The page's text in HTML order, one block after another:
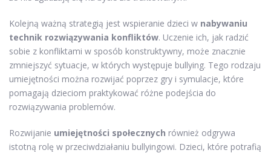
Kolejną ważną strategią jest wspieranie dzieci w nabywaniu
technik rozwiązywania konfliktów. Uczenie ich, jak radzić
sobie z konfliktami w sposób konstruktywny, może znacznie
zmniejszyć sytuacje, w których występuje bullying. Tego rodzaju
umiejętności można rozwijać poprzez gry i symulacje, które
pomagają dzieciom praktykować różne podejścia do
rozwiązywania problemów.
Rozwijanie umiejętności społecznych również odgrywa
istotną rolę w przeciwdziałaniu bullyingowi. Dzieci, które potrafią